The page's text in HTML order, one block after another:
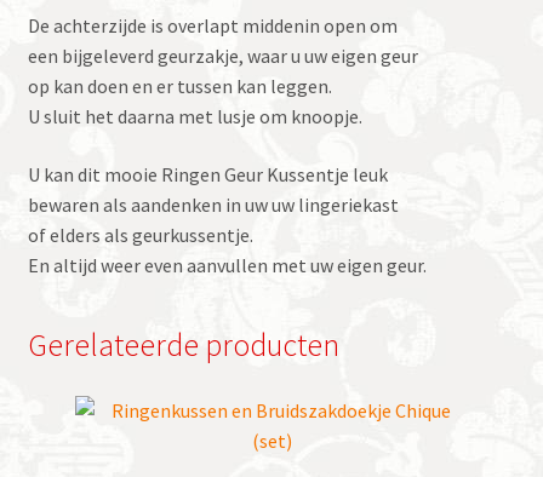
De achterzijde is overlapt middenin open om
een bijgeleverd geurzakje, waar u uw eigen geur
op kan doen en er tussen kan leggen.
U sluit het daarna met lusje om knoopje.
U kan dit mooie Ringen Geur Kussentje leuk
bewaren als aandenken in uw uw lingeriekast
of elders als geurkussentje.
En altijd weer even aanvullen met uw eigen geur.
Gerelateerde producten